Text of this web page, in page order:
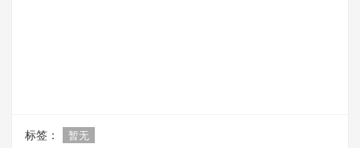
标签： 暂无